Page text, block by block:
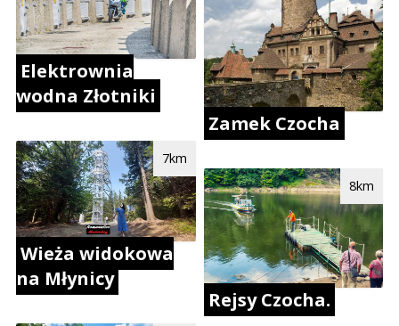
Elektrownia
wodna Złotniki
Wieża widokowa
na Młynicy
7km
Zamek Czocha
Rejsy Czocha.
8km